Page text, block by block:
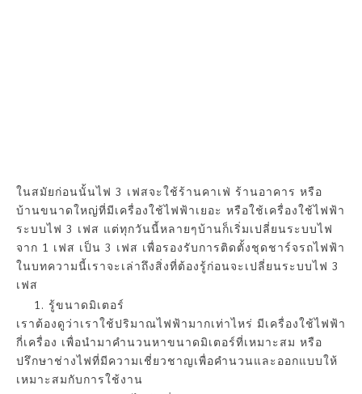
ในสมัยก่อนนั้นไฟ 3 เฟสจะใช้ร้านคาเฟ่ ร้านอาคาร หรือ
บ้านขนาดใหญ่ที่มีเครื่องใช้ไฟฟ้าเยอะ หรือใช้เครื่องใช้ไฟฟ้า
ระบบไฟ 3 เฟส แต่ทุกวันนี้หลายๆบ้านก็เริ่มเปลี่ยนระบบไฟ
จาก 1 เฟส เป็น 3 เฟส เพื่อรองรับการติดตั้งชุดชาร์จรถไฟฟ้า
ในบทความนี้เราจะเล่าถึงสิ่งที่ต้องรู้ก่อนจะเปลี่ยนระบบไฟ 3
เฟส
รู้ขนาดมิเตอร์
เราต้องดูว่าเราใช้ปริมาณไฟฟ้ามากเท่าไหร่ มีเครื่องใช้ไฟฟ้า
กี่เครื่อง เพื่อนำมาคำนวนหาขนาดมิเตอร์ที่เหมาะสม หรือ
ปรึกษาช่างไฟที่มีความเชี่ยวชาญเพื่อคำนวนและออกแบบให้
เหมาะสมกับการใช้งาน